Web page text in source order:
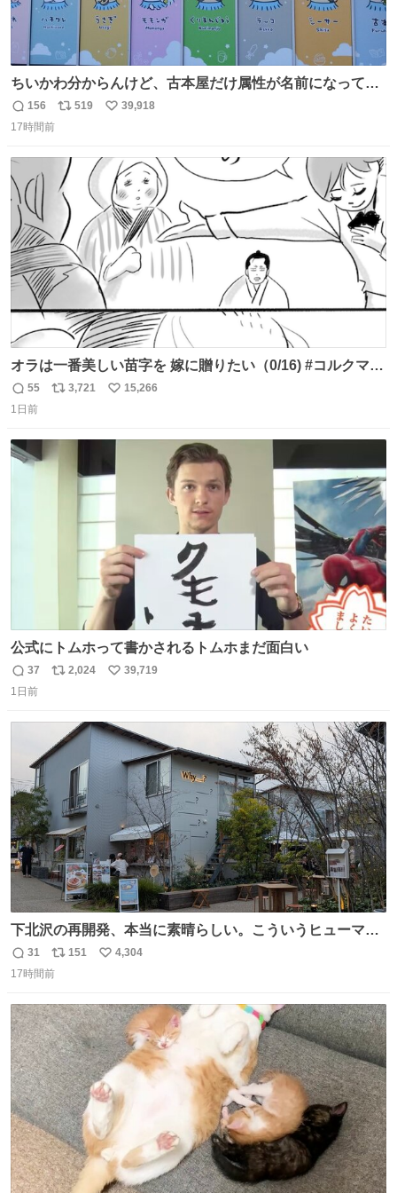
ちいかわ分からんけど、古本屋だけ属性が名前になってる
のはどういうこと？
返
信
156
リ
ト
数
519
い
数
39,918
17時間前
オラは一番美しい苗字を 嫁に贈りたい（0/16) #コルクマン
ガ専科
返
信
55
リ
ト
3,721
い
数
15,266
1日前
公式にトムホって書かされるトムホまだ面白い
返
信
37
リ
数
2,024
い
数
39,719
1日前
下北沢の再開発、本当に素晴らしい。こういうヒューマン
スケールの開発がいいんだよ。
返
信
31
リ
ポ
ト
数
151
い
数
4,304
17時間前